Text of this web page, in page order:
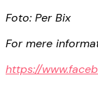
Foto: Per Bix
For mere
https://